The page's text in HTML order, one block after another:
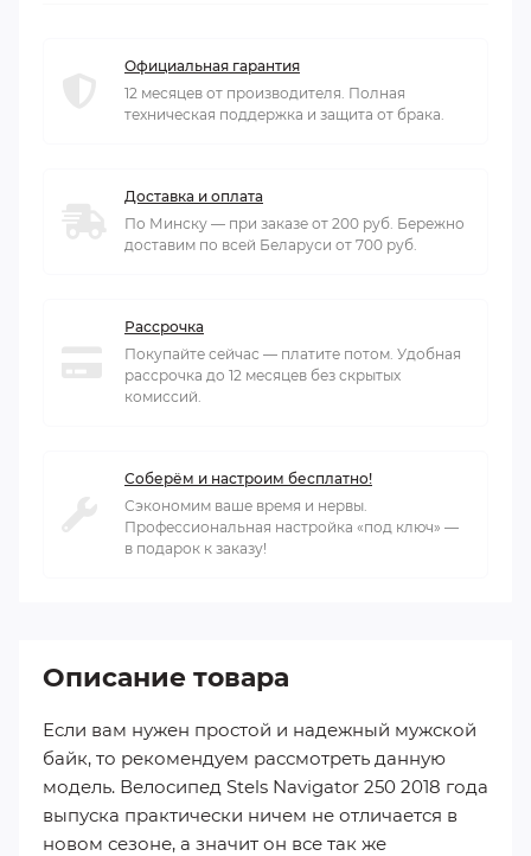
Официальная гарантия
12 месяцев от производителя. Полная
техническая поддержка и защита от брака.
Доставка и оплата
По Минску — при заказе от 200 руб. Бережно
доставим по всей Беларуси от 700 руб.
Рассрочка
Покупайте сейчас — платите потом. Удобная
рассрочка до 12 месяцев без скрытых
комиссий.
Соберём и настроим бесплатно!
Сэкономим ваше время и нервы.
Профессиональная настройка «под ключ» —
в подарок к заказу!
Описание товара
Если вам нужен простой и надежный мужской
байк, то рекомендуем рассмотреть данную
модель. Велосипед Stels Navigator 250 2018 года
выпуска практически ничем не отличается в
новом сезоне, а значит он все так же